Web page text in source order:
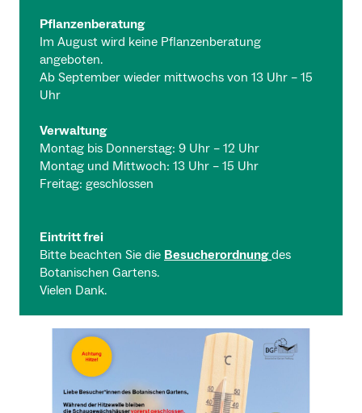
Pflanzenberatung
Im August wird keine Pflanzenberatung
angeboten.
Ab September wieder mittwochs von 13 Uhr – 15
Uhr
Verwaltung
Montag bis Donnerstag: 9 Uhr – 12 Uhr
Montag und Mittwoch: 13 Uhr – 15 Uhr
Freitag: geschlossen
Eintritt frei
Bitte beachten Sie die Besucherordnung des
Botanischen Gartens.
Vielen Dank.